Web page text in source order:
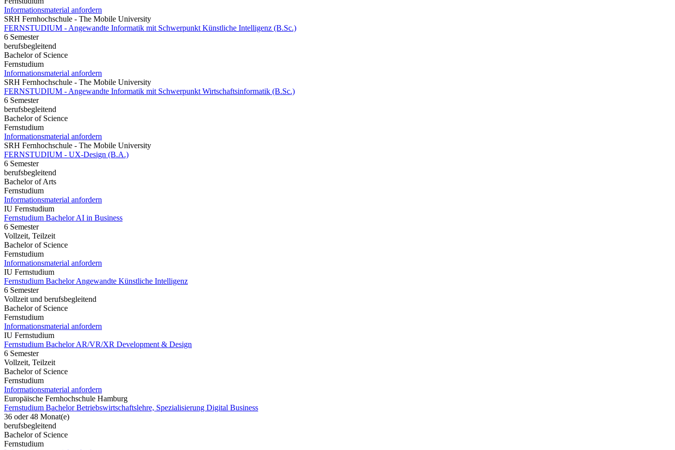
Informationsmaterial anfordern
SRH Fernhochschule - The Mobile University
FERNSTUDIUM - Angewandte Informatik mit Schwerpunkt Künstliche Intelligenz (B.Sc.)
6 Semester
berufsbegleitend
Bachelor of Science
Fernstudium
Informationsmaterial anfordern
SRH Fernhochschule - The Mobile University
FERNSTUDIUM - Angewandte Informatik mit Schwerpunkt Wirtschaftsinformatik (B.Sc.)
6 Semester
berufsbegleitend
Bachelor of Science
Fernstudium
Informationsmaterial anfordern
SRH Fernhochschule - The Mobile University
FERNSTUDIUM - UX-Design (B.A.)
6 Semester
berufsbegleitend
Bachelor of Arts
Fernstudium
Informationsmaterial anfordern
IU Fernstudium
Fernstudium Bachelor AI in Business
6 Semester
Vollzeit, Teilzeit
Bachelor of Science
Fernstudium
Informationsmaterial anfordern
IU Fernstudium
Fernstudium Bachelor Angewandte Künstliche Intelligenz
6 Semester
Vollzeit und berufsbegleitend
Bachelor of Science
Fernstudium
Informationsmaterial anfordern
IU Fernstudium
Fernstudium Bachelor AR/VR/XR Development & Design
6 Semester
Vollzeit, Teilzeit
Bachelor of Science
Fernstudium
Informationsmaterial anfordern
Europäische Fernhochschule Hamburg
Fernstudium Bachelor Betriebswirtschaftslehre, Spezialisierung Digital Business
36 oder 48 Monat(e)
berufsbegleitend
Bachelor of Science
Fernstudium